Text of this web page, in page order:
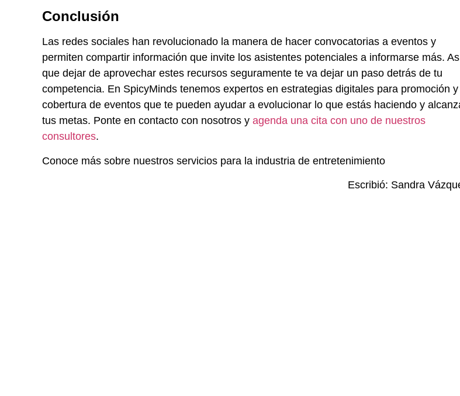
Conclusión
Las redes sociales han revolucionado la manera de hacer convocatorias a eventos y
permiten compartir información que invite los asistentes potenciales a informarse más.
que dejar de aprovechar estes recursos seguramente te va dejar un paso detrás de tu
competencia. En SpicyMinds tenemos expertos en estrategias digitales para promoción y
cobertura de eventos que te pueden ayudar a evolucionar lo que estás haciendo y
tus metas. Ponte en contacto con nosotros y agenda una cita con uno de nuestros
consultores.
Conoce más sobre nuestros servicios para la industria de entretenimiento
Escribió: Sandra